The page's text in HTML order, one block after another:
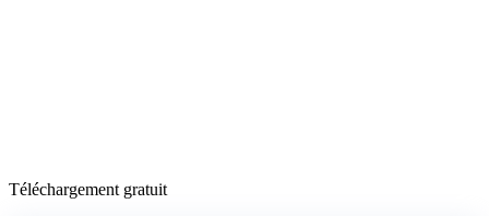
Téléchargement gratuit